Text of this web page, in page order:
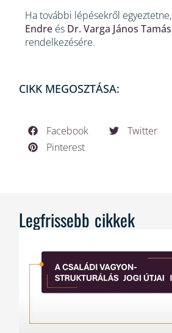
Ha további lépésekről egyeztetne,
Endre és Dr. Varga János Tamás
rendelkezésére.
CIKK MEGOSZTÁSA:
Facebook
Twitter
Pinterest
Legfrissebb cikkek